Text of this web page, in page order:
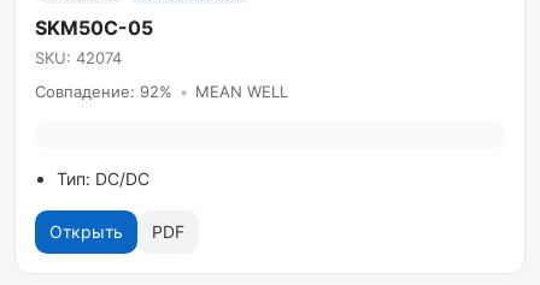
SKM50C-05
SKU: 42074
Совпадение: 92% • MEAN WELL
Тип: DC/DC
Открыть PDF